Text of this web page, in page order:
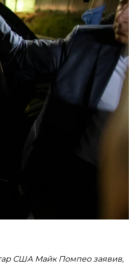
двох років арешту в
разом з дружиною.
анонсував, що зустрінеться
звільнили з-під варти
арештом.
та звинуватили у
групам, які стояли за
США Майк Помпео заявив,